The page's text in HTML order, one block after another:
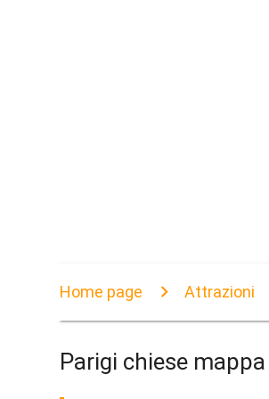
Home page Attrazioni
Parigi chiese mappa